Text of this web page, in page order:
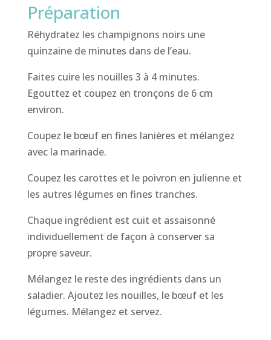
Préparation
Réhydratez les champignons noirs une
quinzaine de minutes dans de l’eau.
Faites cuire les nouilles 3 à 4 minutes.
Egouttez et coupez en tronçons de 6 cm
environ.
Coupez le bœuf en fines lanières et mélangez
avec la marinade.
Coupez les carottes et le poivron en julienne et
les autres légumes en fines tranches.
Chaque ingrédient est cuit et assaisonné
individuellement de façon à conserver sa
propre saveur.
Mélangez le reste des ingrédients dans un
saladier. Ajoutez les nouilles, le bœuf et les
légumes. Mélangez et servez.